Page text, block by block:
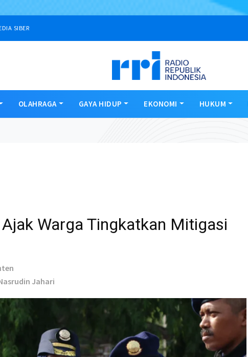
SIBER
OLAHRAGA GAYA HIDUP EKONOMI HUKUM
Warga Tingkatkan Mitigasi
Jahari